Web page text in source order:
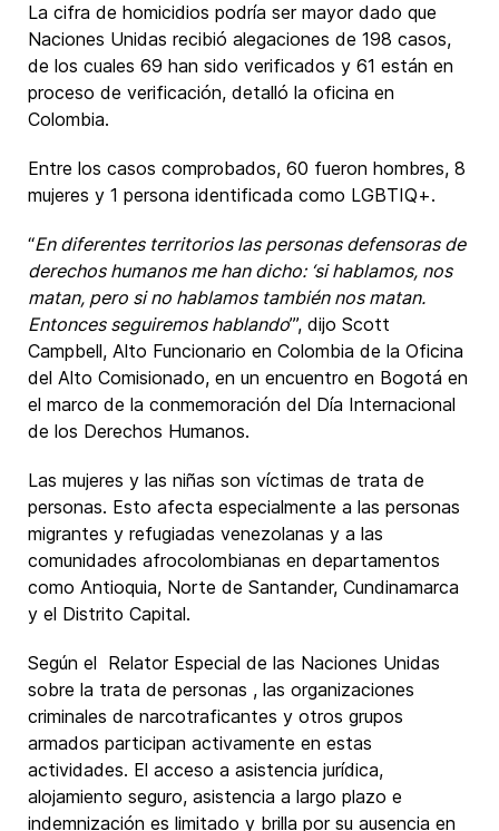
La cifra de homicidios podría ser mayor dado que
Naciones Unidas recibió alegaciones de 198 casos,
de los cuales 69 han sido verificados y 61 están en
proceso de verificación, detalló la oficina en
Colombia.
Entre los casos comprobados, 60 fueron hombres, 8
mujeres y 1 persona identificada como LGBTIQ+.
“En diferentes territorios las personas defensoras de
derechos humanos me han dicho: ‘si hablamos, nos
matan, pero si no hablamos también nos matan.
Entonces seguiremos hablando’”, dijo Scott
Campbell, Alto Funcionario en Colombia de la Oficina
del Alto Comisionado, en un encuentro en Bogotá en
el marco de la conmemoración del Día Internacional
de los Derechos Humanos.
Las mujeres y las niñas son víctimas de trata de
personas. Esto afecta especialmente a las personas
migrantes y refugiadas venezolanas y a las
comunidades afrocolombianas en departamentos
como Antioquia, Norte de Santander, Cundinamarca
y el Distrito Capital.
Según el Relator Especial de las Naciones Unidas
sobre la trata de personas , las organizaciones
criminales de narcotraficantes y otros grupos
armados participan activamente en estas
actividades. El acceso a asistencia jurídica,
alojamiento seguro, asistencia a largo plazo e
indemnización es limitado y brilla por su ausencia en